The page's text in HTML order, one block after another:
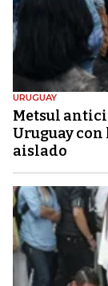
URUGUAY
Metsul
Uruguay
aislado